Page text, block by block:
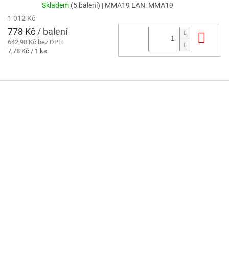
Skladem (5 balení) | MMA19 EAN: MMA19
1 012 Kč
778 Kč / balení
642,98 Kč bez DPH
Měrná
7,78 Kč / 1 ks